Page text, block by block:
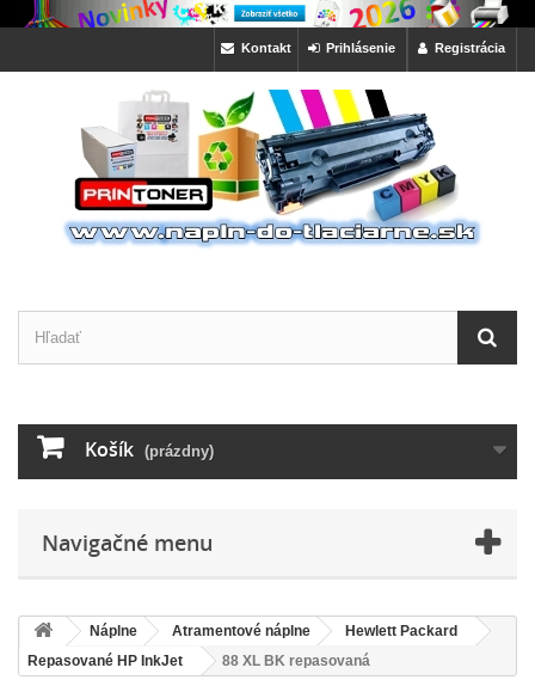
Registrácia
Prihlásenie
Kontakt
Košík (prázdny)
Navigačné menu
Náplne Atramentové náplne
Hewlett Packard
Repasované HP InkJet
88 XL BK repasovaná